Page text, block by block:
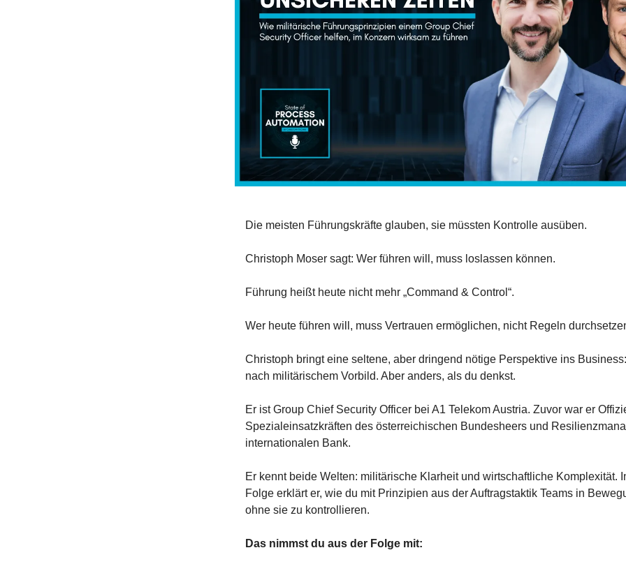
Die meisten Führungskräfte glauben, sie müssten Kontrolle ausüben.
Christoph Moser sagt: Wer führen will, muss loslassen können.
Führung heißt heute nicht mehr „Command & Control“.
Wer heute führen will, muss Vertrauen ermöglichen, nicht Regeln
Christoph bringt eine seltene, aber dringend nötige Perspektive ins
nach militärischem Vorbild. Aber anders, als du denkst.
Er ist Group Chief Security Officer bei A1 Telekom Austria. Zuvor war er
Spezialeinsatzkräften des österreichischen Bundesheers und
internationalen Bank.
Er kennt beide Welten: militärische Klarheit und wirtschaftliche Komplexität.
Folge erklärt er, wie du mit Prinzipien aus der Auftragstaktik Teams in
ohne sie zu kontrollieren.
Das nimmst du aus der Folge mit: